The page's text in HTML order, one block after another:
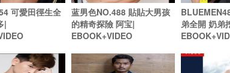
可愛田徑生全
|
蓝男色NO.488 貼貼大男孩
的精奇探險 阿宝|
EBOOK+VIDEO
弟全開 奶弟